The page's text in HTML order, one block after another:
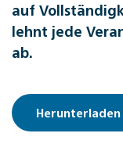
auf
lehnt jede
ab.
Herunterladen